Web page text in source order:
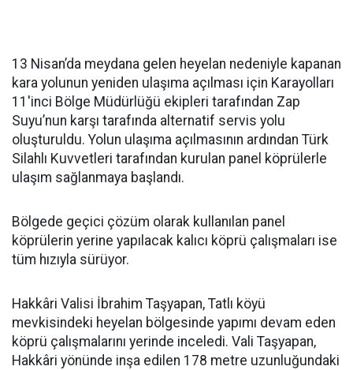
13 Nisan’da meydana gelen heyelan nedeniyle kapanan
kara yolunun yeniden ulaşıma açılması için Karayolları
11'inci Bölge Müdürlüğü ekipleri tarafından Zap
Suyu’nun karşı tarafında alternatif servis yolu
oluşturuldu. Yolun ulaşıma açılmasının ardından Türk
Silahlı Kuvvetleri tarafından kurulan panel köprülerle
ulaşım sağlanmaya başlandı.
Bölgede geçici çözüm olarak kullanılan panel
köprülerin yerine yapılacak kalıcı köprü çalışmaları ise
tüm hızıyla sürüyor.
Hakkâri Valisi İbrahim Taşyapan, Tatlı köyü
mevkisindeki heyelan bölgesinde yapımı devam eden
köprü çalışmalarını yerinde inceledi. Vali Taşyapan,
Hakkâri yönünde inşa edilen 178 metre uzunluğundaki